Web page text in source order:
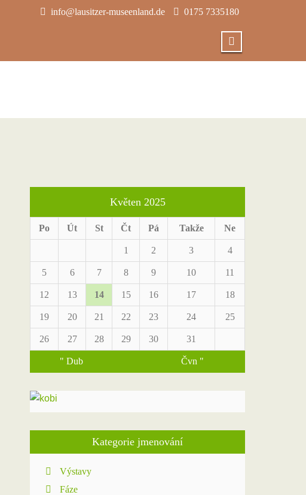
info@lausitzer-museenland.de 0175 7335180
Květen 2025
Po Út St Čt Pá Takže Ne
1 2 3 4
5 6 7 8 9 10 11
12 13 14 15 16 17 18
19 20 21 22 23 24 25
26 27 28 29 30 31
" Dub Čvn "
Kategorie jmenování
Výstavy
Fáze